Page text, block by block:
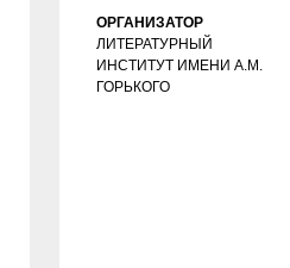
ОРГАНИЗАТОР
ЛИТЕРАТУРНЫЙ
ИНСТИТУТ ИМЕНИ А.М.
ГОРЬКОГО